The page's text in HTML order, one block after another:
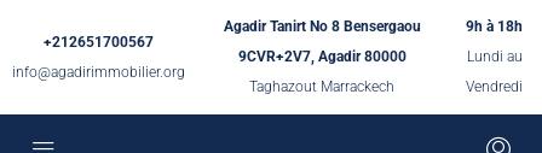
+212651700567
info@agadirimmobilier.org
Agadir Tanirt No 8 Bensergaou
9CVR+2V7, Agadir 80000
Taghazout Marrackech
9h à 18h
Lundi au
Vendredi